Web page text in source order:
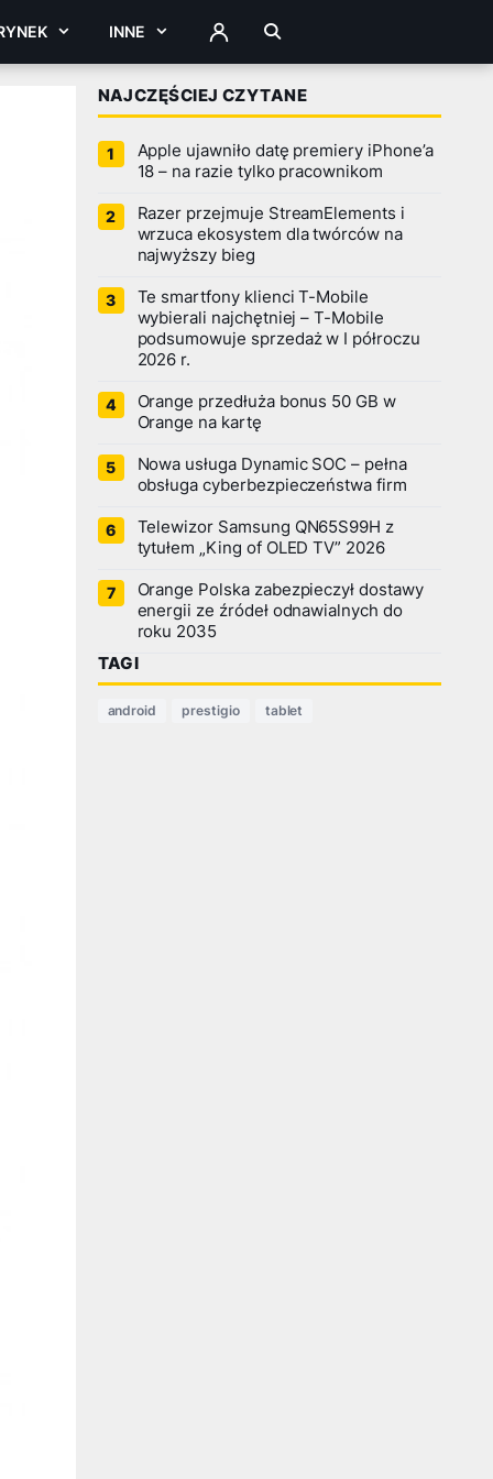
INNE ZALOGUJ
NAJCZĘŚCIEJ CZYTANE
Apple ujawniło datę premiery iPhone’a
18 – na razie tylko pracownikom
Razer przejmuje StreamElements i
wrzuca ekosystem dla twórców na
najwyższy bieg
Te smartfony klienci T-Mobile
wybierali najchętniej – T-Mobile
podsumowuje sprzedaż w I półroczu
2026 r.
Orange przedłuża bonus 50 GB w
Orange na kartę
Nowa usługa Dynamic SOC – pełna
obsługa cyberbezpieczeństwa firm
Telewizor Samsung QN65S99H z
tytułem „King of OLED TV” 2026
Orange Polska zabezpieczył dostawy
energii ze źródeł odnawialnych do
roku 2035
TAGI
android prestigio tablet